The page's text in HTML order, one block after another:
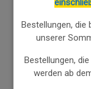
Bestellungen, die
unserer
Bestellungen,
werden ab